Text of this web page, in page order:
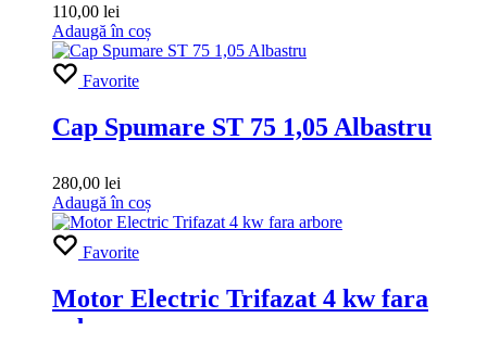
110,00 lei
Adaugă în coș
Favorite
Cap Spumare ST 75 1,05 Albastru
280,00 lei
Adaugă în coș
Favorite
Motor Electric Trifazat 4 kw fara
arbore